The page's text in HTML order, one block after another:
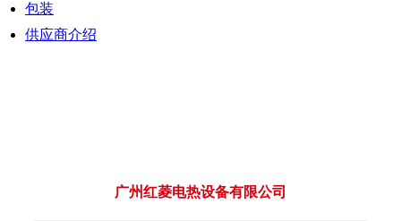
包装
供应商介绍
广州红菱电热设备有限公司